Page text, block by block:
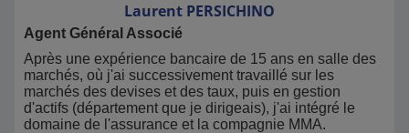
Laurent PERSICHINO
Agent Général Associé
Après une expérience bancaire de 15 ans en salle des
marchés, où j'ai successivement travaillé sur les
marchés des devises et des taux, puis en gestion
d'actifs (département que je dirigeais), j'ai intégré le
domaine de l'assurance et la compagnie MMA.